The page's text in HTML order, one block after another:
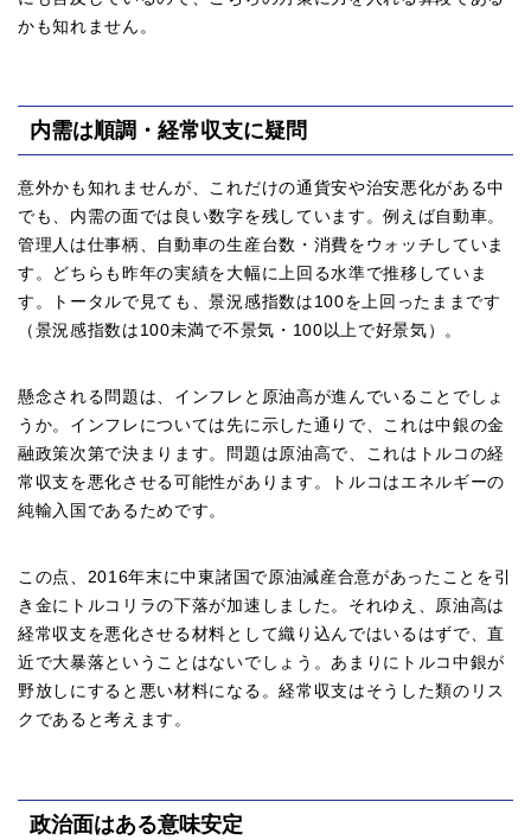
かも知れません。
内需は順調・経常収支に疑問
意外かも知れませんが、これだけの通貨安や治安悪化がある中
でも、内需の面では良い数字を残しています。例えば自動車。
管理人は仕事柄、自動車の生産台数・消費をウォッチしていま
す。どちらも昨年の実績を大幅に上回る水準で推移していま
す。トータルで見ても、景況感指数は100を上回ったままです
（景況感指数は100未満で不景気・100以上で好景気）。
懸念される問題は、インフレと原油高が進んでいることでしょ
うか。インフレについては先に示した通りで、これは中銀の金
融政策次第で決まります。問題は原油高で、これはトルコの経
常収支を悪化させる可能性があります。トルコはエネルギーの
純輸入国であるためです。
この点、2016年末に中東諸国で原油減産合意があったことを引
き金にトルコリラの下落が加速しました。それゆえ、原油高は
経常収支を悪化させる材料として織り込んではいるはずで、直
近で大暴落ということはないでしょう。あまりにトルコ中銀が
野放しにすると悪い材料になる。経常収支はそうした類のリス
クであると考えます。
政治面はある意味安定